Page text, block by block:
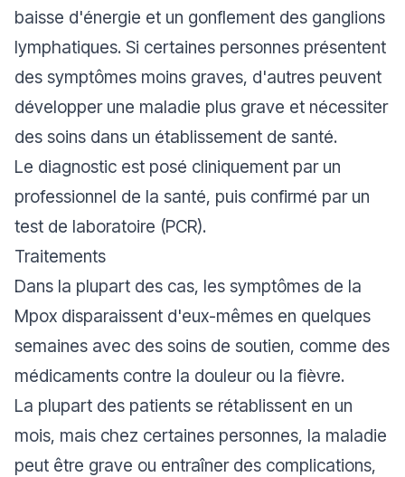
baisse d'énergie et un gonflement des ganglions
lymphatiques. Si certaines personnes présentent
des symptômes moins graves, d'autres peuvent
développer une maladie plus grave et nécessiter
des soins dans un établissement de santé.
Le diagnostic est posé cliniquement par un
professionnel de la santé, puis confirmé par un
test de laboratoire (PCR).
Traitements
Dans la plupart des cas, les symptômes de la
Mpox disparaissent d'eux-mêmes en quelques
semaines avec des soins de soutien, comme des
médicaments contre la douleur ou la fièvre.
La plupart des patients se rétablissent en un
mois, mais chez certaines personnes, la maladie
peut être grave ou entraîner des complications,